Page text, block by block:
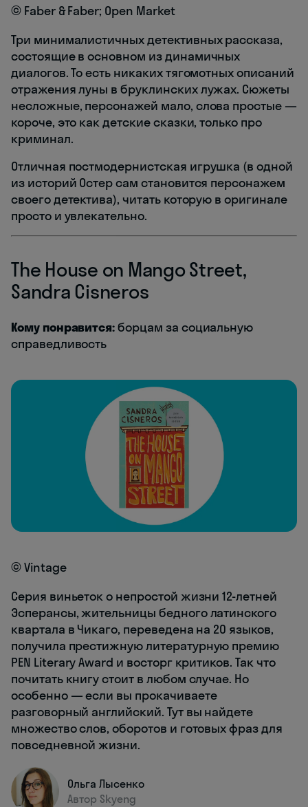
© Faber & Faber; Open Market
Три минималистичных детективных рассказа,
состоящие в основном из динамичных
диалогов. То есть никаких тягомотных описаний
отражения луны в бруклинских лужах. Сюжеты
несложные, персонажей мало, слова простые —
короче, это как детские сказки, только про
криминал.
Отличная постмодернистская игрушка (в одной
из историй Остер сам становится персонажем
своего детектива), читать которую в оригинале
просто и увлекательно.
The House on Mango Street,
Sandra Cisneros
Кому понравится:борцам за социальную
справедливость
© Vintage
Серия виньеток о непростой жизни 12-летней
Эсперансы, жительницы бедного латинского
квартала в Чикаго, переведена на 20 языков,
получила престижную литературную премию
PEN Literary Award и восторг критиков. Так что
почитать книгу стоит в любом случае. Но
особенно — если вы прокачиваете
разговорный английский. Тут вы найдете
множество слов, оборотов и готовых фраз для
повседневной жизни.
Ольга Лысенко
Автор Skyeng